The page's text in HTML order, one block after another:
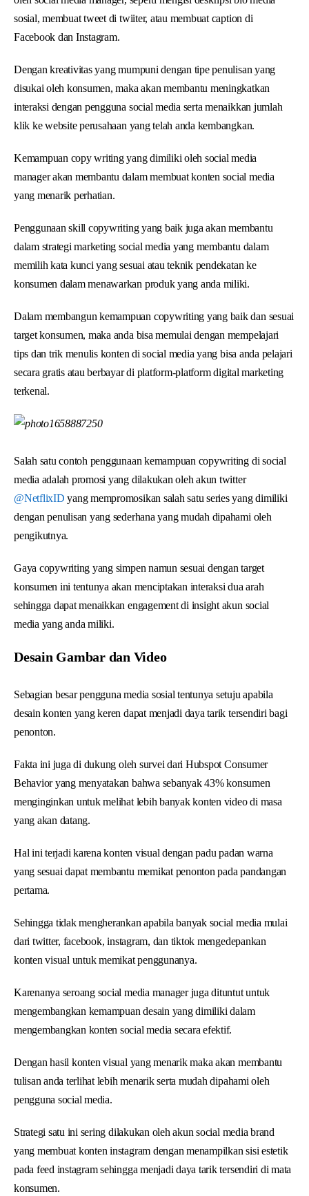
sosial, membuat tweet di twiiter, atau membuat caption di
Facebook dan Instagram.
Dengan kreativitas yang mumpuni dengan tipe penulisan yang
disukai oleh konsumen, maka akan membantu meningkatkan
interaksi dengan pengguna social media serta menaikkan jumlah
klik ke website perusahaan yang telah anda kembangkan.
Kemampuan copy writing yang dimiliki oleh social media
manager akan membantu dalam membuat konten social media
yang menarik perhatian.
Penggunaan skill copywriting yang baik juga akan membantu
dalam strategi marketing social media yang membantu dalam
memilih kata kunci yang sesuai atau teknik pendekatan ke
konsumen dalam menawarkan produk yang anda miliki.
Dalam membangun kemampuan copywriting yang baik dan sesuai
target konsumen, maka anda bisa memulai dengan mempelajari
tips dan trik menulis konten di social media yang bisa anda pelajari
secara gratis atau berbayar di platform-platform digital marketing
terkenal.
Salah satu contoh penggunaan kemampuan copywriting di social
media adalah promosi yang dilakukan oleh akun twitter
@NetflixIDyang mempromosikan salah satu series yang dimiliki
dengan penulisan yang sederhana yang mudah dipahami oleh
pengikutnya.
Gaya copywriting yang simpen namun sesuai dengan target
konsumen ini tentunya akan menciptakan interaksi dua arah
sehingga dapat menaikkan engagement di insight akun social
media yang anda miliki.
Desain Gambar dan Video
Sebagian besar pengguna media sosial tentunya setuju apabila
desain konten yang keren dapat menjadi daya tarik tersendiri bagi
penonton.
Fakta ini juga di dukung oleh survei dari Hubspot Consumer
Behavior yang menyatakan bahwa sebanyak 43% konsumen
menginginkan untuk melihat lebih banyak konten video di masa
yang akan datang.
Hal ini terjadi karena konten visual dengan padu padan warna
yang sesuai dapat membantu memikat penonton pada pandangan
pertama.
Sehingga tidak mengherankan apabila banyak social media mulai
dari twitter, facebook, instagram, dan tiktok mengedepankan
konten visual untuk memikat penggunanya.
Karenanya seroang social media manager juga dituntut untuk
mengembangkan kemampuan desain yang dimiliki dalam
mengembangkan konten social media secara efektif.
Dengan hasil konten visual yang menarik maka akan membantu
tulisan anda terlihat lebih menarik serta mudah dipahami oleh
pengguna social media.
Strategi satu ini sering dilakukan oleh akun social media brand
yang membuat konten instagram dengan menampilkan sisi estetik
pada feed instagram sehingga menjadi daya tarik tersendiri di mata
konsumen.